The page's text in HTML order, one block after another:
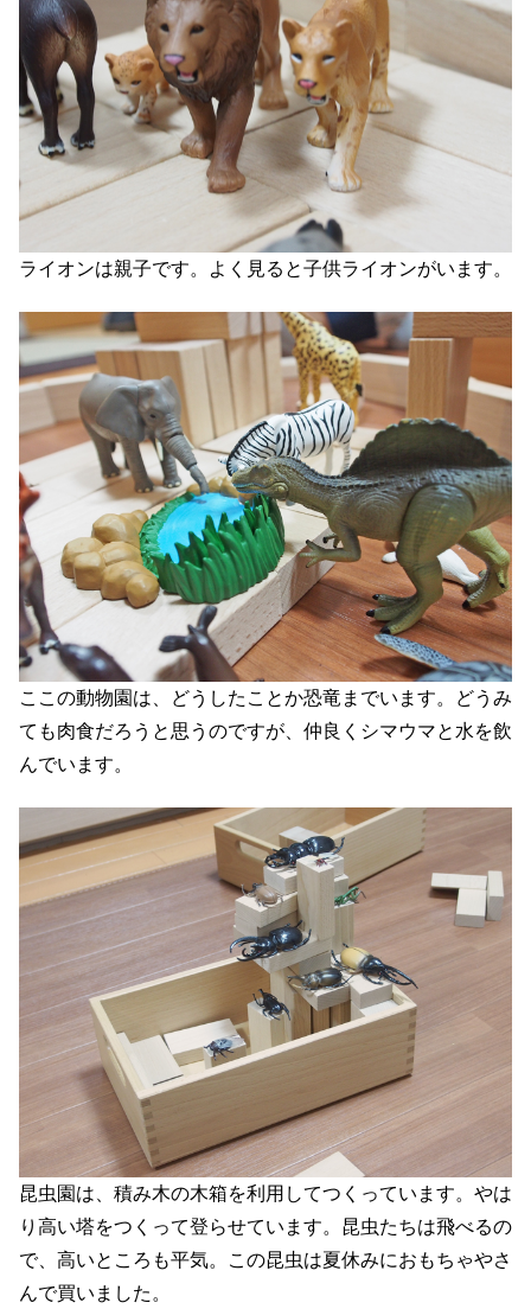
ライオンは親子です。よく見ると子供ライオンがいます。
ここの動物園は、どうしたことか恐竜までいます。どうみ
ても肉食だろうと思うのですが、仲良くシマウマと水を飲
んでいます。
昆虫園は、積み木の木箱を利用してつくっています。やは
り高い塔をつくって登らせています。昆虫たちは飛べるの
で、高いところも平気。この昆虫は夏休みにおもちゃやさ
んで買いました。